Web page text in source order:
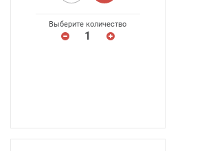
Выберите количество